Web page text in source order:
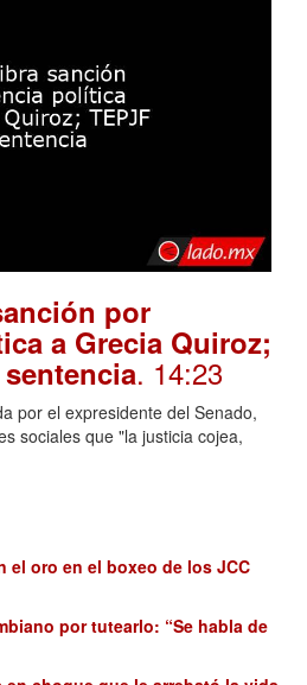
por
a Grecia Quiroz;
. 14:23
por el expresidente del Senado,
sociales que "la justicia cojea,
el oro en el boxeo de los JCC
por tutearlo: “Se habla de